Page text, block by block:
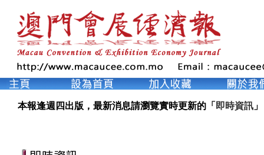
本報逢週四出版，最新消息請瀏覽實時更新的「 即時資訊 」